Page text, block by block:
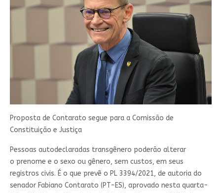
Proposta de Contarato segue para a Comissão de
Constituição e Justiça
Pessoas autodeclaradas transgênero poderão alterar
o prenome e o sexo ou gênero, sem custos, em seus
registros civis. É o que prevê o PL 3394/2021, de autoria do
senador Fabiano Contarato (PT-ES), aprovado nesta quarta-